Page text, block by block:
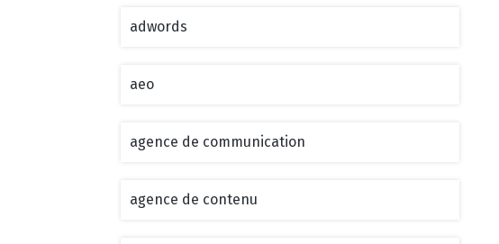
adwords
aeo
agence de communication
agence de contenu